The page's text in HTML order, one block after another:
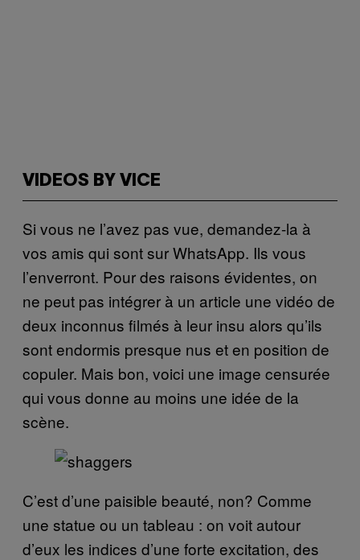
VIDEOS BY VICE
Si vous ne l’avez pas vue, demandez-la à
vos amis qui sont sur WhatsApp. Ils vous
l’enverront. Pour des raisons évidentes, on
ne peut pas intégrer à un article une vidéo de
deux inconnus filmés à leur insu alors qu’ils
sont endormis presque nus et en position de
copuler. Mais bon, voici une image censurée
qui vous donne au moins une idée de la
scène.
C’est d’une paisible beauté, non? Comme
une statue ou un tableau : on voit autour
d’eux les indices d’une forte excitation, des